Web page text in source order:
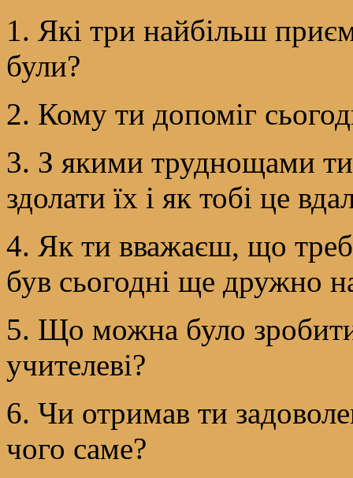
1. Які три найбільш
були?
2. Кому ти допоміг
3. З якими труднощами ти
здолати їх і як тобі це
4. Як ти вважаєш, що
був сьогодні ще дружно
5. Що можна було
учителеві?
6. Чи отримав ти
чого саме?